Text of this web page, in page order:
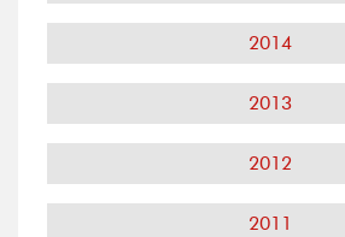
2014
2013
2012
2011